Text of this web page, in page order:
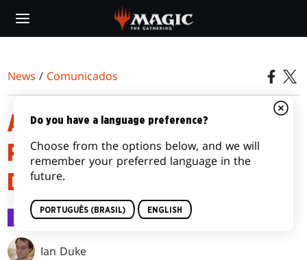
main
News / Comunicados
ANÚNCIO DE BANIDOS E
RESTRITOS, 18 DE NOVEMBRO
DE 2019
Comunicados 19 nov 2019
Ian Duke
Do you have a language preference?
Choose from the options below, and we will
remember your preferred language in the
future.
PORTUGUÊS (BRASIL) ENGLISH